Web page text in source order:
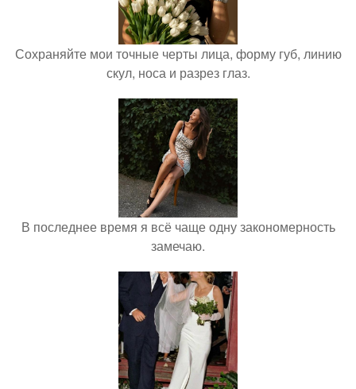
Сохраняйте мои точные черты лица, форму губ, линию
скул, носа и разрез глаз.
В последнее время я всё чаще одну закономерность
замечаю.